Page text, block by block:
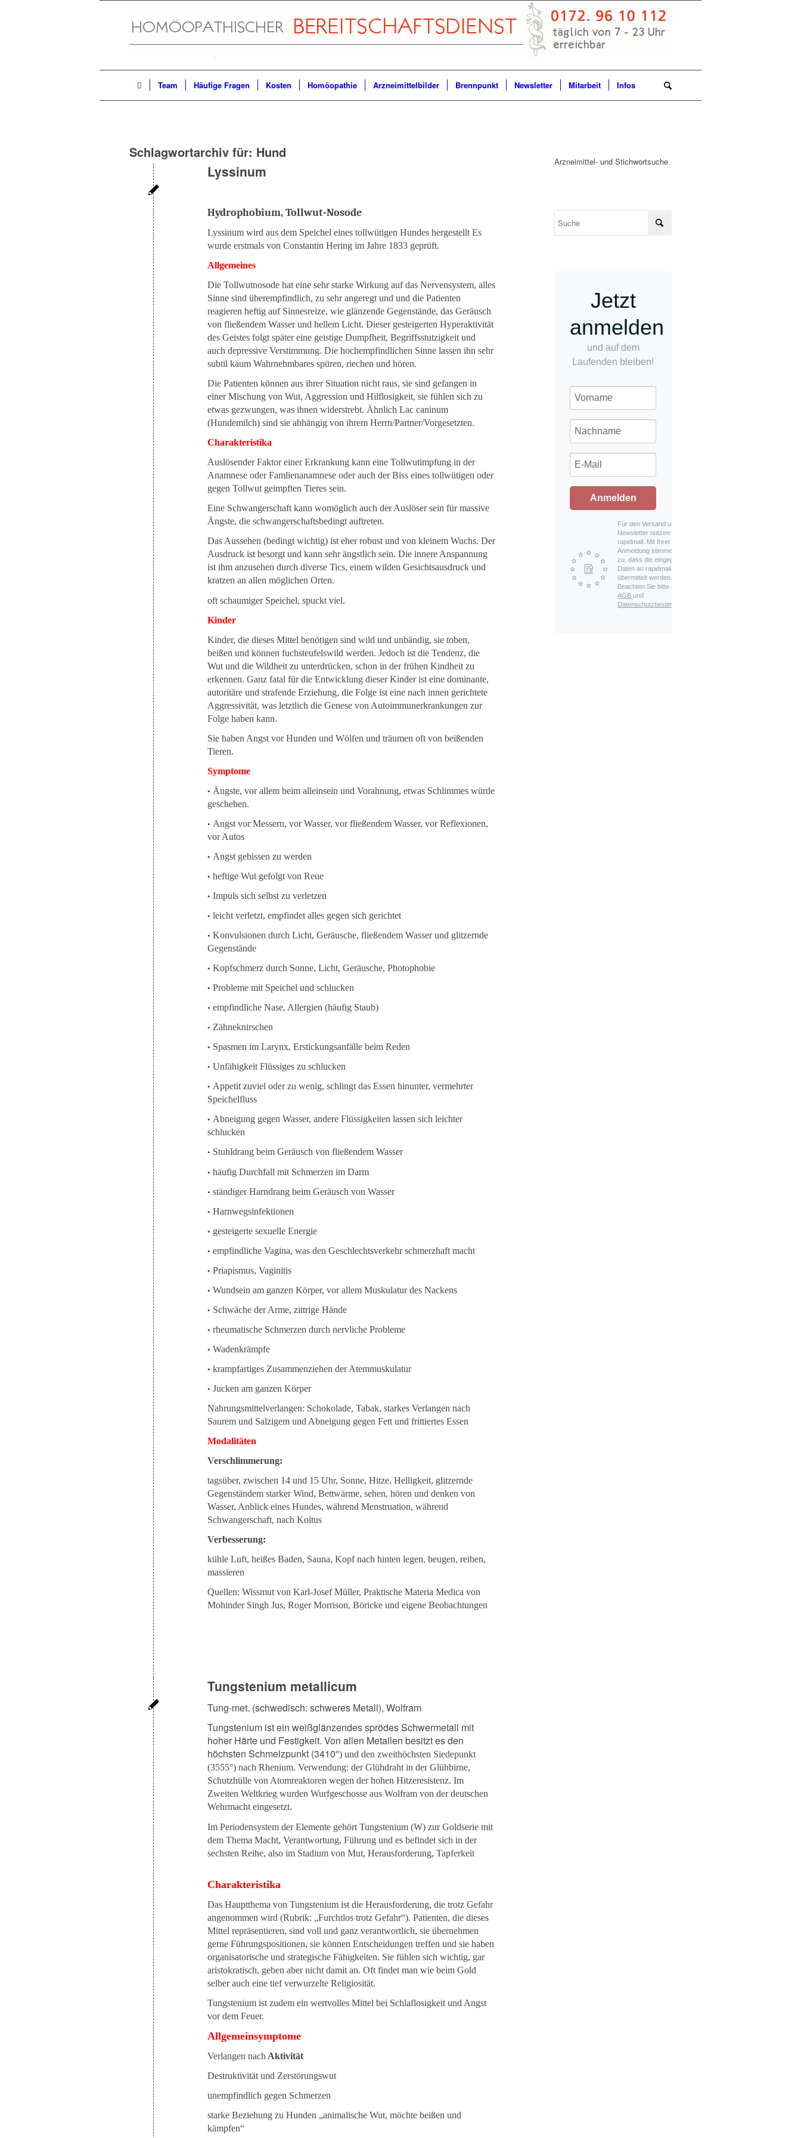
Team Häufige Fragen Kosten Homöopathie Arzneimittelbilder Brennpunkt Newsletter Mitarbeit Infos
Schlagwortarchiv für: Hund
Lyssinum
Hydrophobium, Tollwut-Nosode
Lyssinum wird aus dem Speichel eines tollwütigen Hundes hergestellt Es
wurde erstmals von Constantin Hering im Jahre 1833 geprüft.
Allgemeines
Die Tollwutnosode hat eine sehr starke Wirkung auf das Nervensystem, alles
Sinne sind überempfindlich, zu sehr angeregt und und die Patienten
reagieren heftig auf Sinnesreize, wie glänzende Gegenstände, das Geräusch
von fließendem Wasser und hellem Licht. Dieser gesteigerten Hyperaktivität
des Geistes folgt später eine geistige Dumpfheit, Begriffsstutzigkeit und
auch depressive Verstimmung. Die hochempfindlichen Sinne lassen ihn sehr
subtil kaum Wahrnehmbares spüren, riechen und hören.
Die Patienten können aus ihrer Situation nicht raus, sie sind gefangen in
einer Mischung von Wut, Aggression und Hilflosigkeit, sie fühlen sich zu
etwas gezwungen, was ihnen widerstrebt. Ähnlich Lac caninum
(Hundemilch) sind sie abhängig von ihrem Herrn/Partner/Vorgesetzten.
Charakteristika
Auslösender Faktor einer Erkrankung kann eine Tollwutimpfung in der
Anamnese oder Famlienanamnese oder auch der Biss eines tollwütigen oder
gegen Tollwut geimpften Tieres sein.
Eine Schwangerschaft kann womöglich auch der Auslöser sein für massive
Ängste, die schwangerschaftsbedingt auftreten.
Das Aussehen (bedingt wichtig) ist eher robust und von kleinem Wuchs. Der
Ausdruck ist besorgt und kann sehr ängstlich sein. Die innere Anspannung
ist ihm anzusehen durch diverse Tics, einem wilden Gesichtsausdruck und
kratzen an allen möglichen Orten.
oft schaumiger Speichel, spuckt viel.
Kinder
Kinder, die dieses Mittel benötigen sind wild und unbändig, sie toben,
beißen und können fuchsteufelswild werden. Jedoch ist die Tendenz, die
Wut und die Wildheit zu unterdrücken, schon in der frühen Kindheit zu
erkennen. Ganz fatal für die Entwicklung dieser Kinder ist eine dominante,
autoritäre und strafende Erziehung, die Folge ist eine nach innen gerichtete
Aggressivität, was letztlich die Genese von Autoimmunerkrankungen zur
Folge haben kann.
Sie haben Angst vor Hunden und Wölfen und träumen oft von beißenden
Tieren.
Symptome
• Ängste, vor allem beim alleinsein und Vorahnung, etwas Schlimmes würde
geschehen.
• Angst vor Messern, vor Wasser, vor fließendem Wasser, vor Reflexionen,
vor Autos
• Angst gebissen zu werden
• heftige Wut gefolgt von Reue
• Impuls sich selbst zu verletzen
• leicht verletzt, empfindet alles gegen sich gerichtet
• Konvulsionen durch Licht, Geräusche, fließendem Wasser und glitzernde
Gegenstände
• Kopfschmerz durch Sonne, Licht, Geräusche, Photophobie
• Probleme mit Speichel und schlucken
• empfindliche Nase, Allergien (häufig Staub)
• Zähneknirschen
• Spasmen im Larynx, Erstickungsanfälle beim Reden
• Unfähigkeit Flüssiges zu schlucken
• Appetit zuviel oder zu wenig, schlingt das Essen hinunter, vermehrter
Speichelfluss
• Abneigung gegen Wasser, andere Flüssigkeiten lassen sich leichter
schlucken
• Stuhldrang beim Geräusch von fließendem Wasser
• häufig Durchfall mit Schmerzen im Darm
• ständiger Harndrang beim Geräusch von Wasser
• Harnwegsinfektionen
• gesteigerte sexuelle Energie
• empfindliche Vagina, was den Geschlechtsverkehr schmerzhaft macht
• Priapismus, Vaginitis
• Wundsein am ganzen Körper, vor allem Muskulatur des Nackens
• Schwäche der Arme, zittrige Hände
• rheumatische Schmerzen durch nervliche Probleme
• Wadenkrämpfe
• krampfartiges Zusammenziehen der Atemmuskulatur
• Jucken am ganzen Körper
Nahrungsmittelverlangen: Schokolade, Tabak, starkes Verlangen nach
Saurem und Salzigem und Abneigung gegen Fett und frittiertes Essen
Modalitäten
Verschlimmerung:
tagsüber, zwischen 14 und 15 Uhr, Sonne, Hitze, Helligkeit, glitzernde
Gegenständem starker Wind, Bettwärme, sehen, hören und denken von
Wasser, Anblick eines Hundes, während Menstruation, während
Schwangerschaft, nach Koitus
Verbesserung:
kühle Luft, heißes Baden, Sauna, Kopf nach hinten legen, beugen, reiben,
massieren
Quellen: Wissmut von Karl-Josef Müller, Praktische Materia Medica von
Mohinder Singh Jus, Roger Morrison, Böricke und eigene Beobachtungen
Tungstenium metallicum
Tung-met. (schwedisch: schweres Metall), Wolfram
Tungstenium ist ein weißglänzendes sprödes Schwermetall mit
hoher Härte und Festigkeit. Von allen Metallen besitzt es den
höchsten Schmelzpunkt (3410°) und den zweithöchsten Siedepunkt
(3555°) nach Rhenium. Verwendung: der Glühdraht in der Glühbirne,
Schutzhülle von Atomreaktoren wegen der hohen Hitzeresistenz. Im
Zweiten Weltkrieg wurden Wurfgeschosse aus Wolfram von der deutschen
Wehrmacht eingesetzt.
Im Periodensystem der Elemente gehört Tungstenium (W) zur Goldserie mit
dem Thema Macht, Verantwortung, Führung und es befindet sich in der
sechsten Reihe, also im Stadium von Mut, Herausforderung, Tapferkeit
Charakteristika
Das Hauptthema von Tungstenium ist die Herausforderung, die trotz Gefahr
angenommen wird (Rubrik: „Furchtlos trotz Gefahr“). Patienten, die dieses
Mittel repräsentieren, sind voll und ganz verantwortlich, sie übernehmen
gerne Führungspositionen, sie können Entscheidungen treffen und sie haben
organisatorische und strategische Fähigkeiten. Sie fühlen sich wichtig, gar
aristokratisch, geben aber nicht damit an. Oft findet man wie beim Gold
selber auch eine tief verwurzelte Religiosität.
Tungstenium ist zudem ein wertvolles Mittel bei Schlaflosigkeit und Angst
vor dem Feuer.
Allgemeinsymptome
Verlangen nach Aktivität
Destruktivität und Zerstörungswut
unempfindlich gegen Schmerzen
starke Beziehung zu Hunden „animalische Wut, möchte beißen und
kämpfen“
Arzneimittel- und Stichwortsuche
Jetzt
anmelden
und auf dem
Laufenden bleiben!
Anmelden
Für den Versand unserer
Newsletter nutzen wir
rapidmail. Mit Ihrer
Anmeldung stimmen Sie
zu, dass die eingegebenen
Daten an rapidmail
übermittelt werden.
Beachten Sie bitte auch die
AGBund
Datenschutzbestimmungen